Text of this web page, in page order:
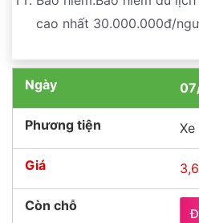
cao nhất 30.000.000đ/
Xe